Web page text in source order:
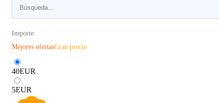
Importe:
Mejores ofertasGran precio
40EUR
5EUR